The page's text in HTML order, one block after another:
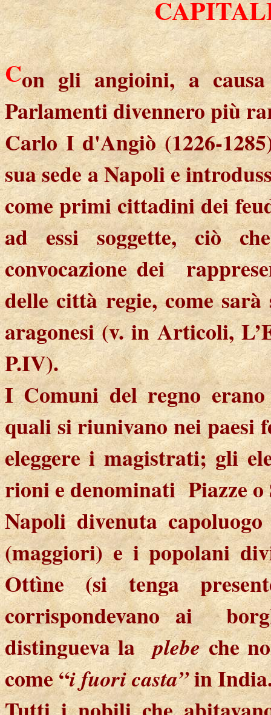
Con gli angioini, a
Parlamenti divennero più
Carlo I d'Angiò (1226-
sua sede a Napoli e
come primi cittadini dei
ad essi soggette, ciò
convocazione dei
delle città regie, come sarà
aragonesi (v. in Articoli,
P.IV).
I Comuni del regno
quali si riunivano nei paesi
eleggere i magistrati; gli
rioni e denominati Piazze o
Napoli divenuta
(maggiori) e i popolani
Ottìne(si tenga
corrispondevano ai
distingueva la plebeche
come “i fuori casta”in